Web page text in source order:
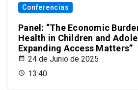
Conferencias
Panel: “The Economic
Health in Children and
Expanding Access Matters”
24 de Junio de 2025
13:40